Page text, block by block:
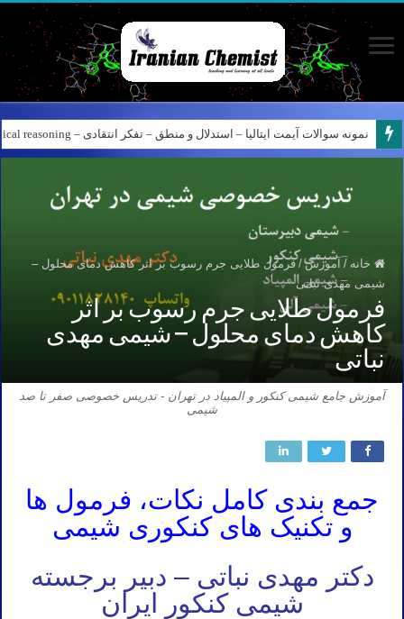
نمونه سوالات آیمت ایتالیا – استدلال و منطق – تفکر انتقادی – Logical reasoning – پارت ۸
کانال آیمت ایتالیا در نرم افزار بله – کانال شیمی آیمت استاد نباتی
خانه / آموزش / فرمول طلایی جرم رسوب بر اثر کاهش دمای محلول –
شیمی مهدی نباتی
فرمول طلایی جرم رسوب بر اثر
کاهش دمای محلول – شیمی مهدی
نباتی
آموزش جامع شیمی کنکور و المپیاد در تهران - تدریس خصوصی صفر تا صد
شیمی
جمع بندی کامل نکات، فرمول ها
و تکنیک های کنکوری شیمی
دکتر مهدی نباتی – دبیر برجسته
شیمی کنکور ایران